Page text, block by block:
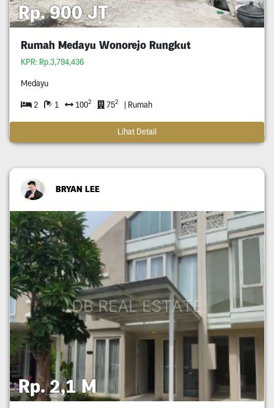
Rp. 900 JT
Rumah Medayu Wonorejo Rungkut
KPR: Rp.3,794,436
Medayu
2 1 1002 752 | Rumah
Lihat Detail
BRYAN LEE
Rp. 2,1 M